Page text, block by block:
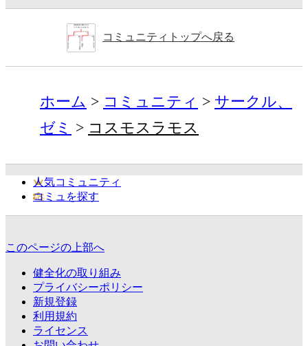
コミュニティトップへ戻る
ホーム コミュニティ
サークル、
ゼミ
コスモスラモス
人気コミュニティ
コミュを探す
このページの上部へ
健全化の取り組み
プライバシーポリシー
新規登録
利用規約
ライセンス